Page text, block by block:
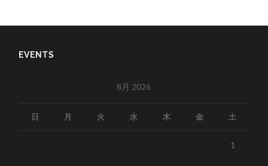
EVENTS
8月 2026
日 月 火 水 木 金 土
1